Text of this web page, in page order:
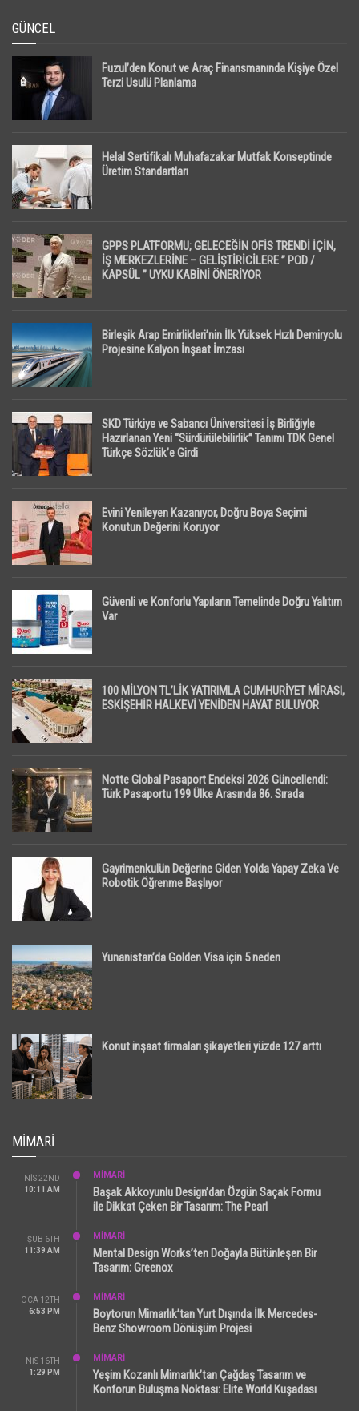
GÜNCEL
Fuzul’den Konut ve Araç Finansmanında Kişiye Özel
Terzi Usulü Planlama
Helal Sertifikalı Muhafazakar Mutfak Konseptinde
Üretim Standartları
GPPS PLATFORMU; GELECEĞİN OFİS TRENDİ İÇİN,
İŞ MERKEZLERİNE – GELİŞTİRİCİLERE ” POD /
KAPSÜL ” UYKU KABİNİ ÖNERİYOR
Birleşik Arap Emirlikleri’nin İlk Yüksek Hızlı Demiryolu
Projesine Kalyon İnşaat İmzası
SKD Türkiye ve Sabancı Üniversitesi İş Birliğiyle
Hazırlanan Yeni “Sürdürülebilirlik” Tanımı TDK Genel
Türkçe Sözlük’e Girdi
Evini Yenileyen Kazanıyor, Doğru Boya Seçimi
Konutun Değerini Koruyor
Güvenli ve Konforlu Yapıların Temelinde Doğru Yalıtım
Var
100 MİLYON TL’LİK YATIRIMLA CUMHURİYET MİRASI,
ESKİŞEHİR HALKEVİ YENİDEN HAYAT BULUYOR
Notte Global Pasaport Endeksi 2026 Güncellendi:
Türk Pasaportu 199 Ülke Arasında 86. Sırada
Gayrimenkulün Değerine Giden Yolda Yapay Zeka Ve
Robotik Öğrenme Başlıyor
Yunanistan’da Golden Visa için 5 neden
Konut inşaat firmaları şikayetleri yüzde 127 arttı
MIMARI
NIS 22ND
10:11 AM
MİMARİ
Başak Akkoyunlu Design’dan Özgün Saçak Formu
ile Dikkat Çeken Bir Tasarım: The Pearl
ŞUB 6TH
11:39 AM
MİMARİ
Mental Design Works’ten Doğayla Bütünleşen Bir
Tasarım: Greenox
OCA 12TH
6:53 PM
MİMARİ
Boytorun Mimarlık’tan Yurt Dışında İlk Mercedes-
Benz Showroom Dönüşüm Projesi
NIS 16TH
1:29 PM
MİMARİ
Yeşim Kozanlı Mimarlık’tan Çağdaş Tasarım ve
Konforun Buluşma Noktası: Elite World Kuşadası